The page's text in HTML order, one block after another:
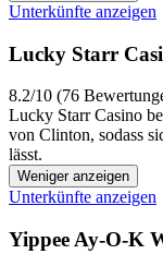
Unterkünfte anzeigen
Lucky Starr
8.2/10 (76
Lucky Starr Casino
von Clinton, sodass
lässt.
Weniger anzeigen
Unterkünfte anzeigen
Yippee Ay-O-K